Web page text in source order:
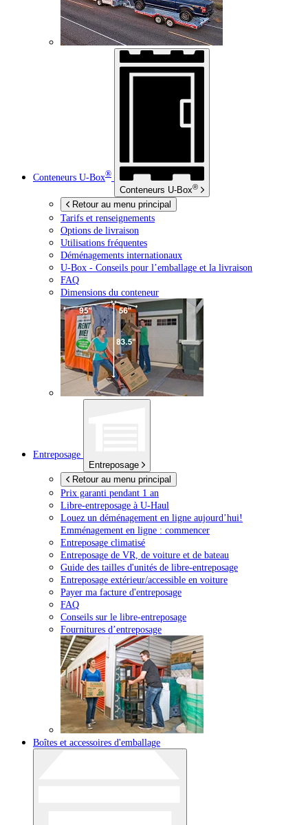
Conteneurs U-Box®
Conteneurs U-Box®
Retour au menu principal
Tarifs et renseignements
Options de livraison
Utilisations fréquentes
Déménagements internationaux
U-Box - Conseils pour l’emballage et la livraison
FAQ
Dimensions du conteneur
Entreposage
Entreposage
Retour au menu principal
Prix garanti pendant 1 an
Libre-entreposage à U-Haul
Louez un déménagement en ligne aujourd’hui!
Emménagement en ligne : commencer
Entreposage climatisé
Entreposage de VR, de voiture et de bateau
Guide des tailles d'unités de libre-entreposage
Entreposage extérieur/accessible en voiture
Payer ma facture d'entreposage
FAQ
Conseils sur le libre-entreposage
Fournitures d’entreposage
Boîtes et accessoires d'emballage